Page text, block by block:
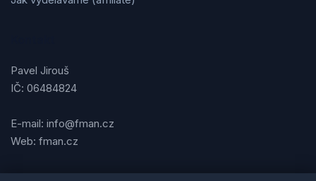
Pavel Jirouš
IČ: 06484824
E-mail: info@fman.cz
Web: fman.cz